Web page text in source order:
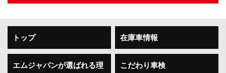
トップ 在庫車情報
エムジャパンが選ばれる理
こだわり車検